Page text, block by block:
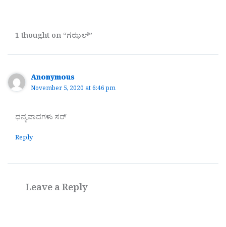
1 thought on “ಗಝಲ್”
Anonymous
November 5, 2020 at 6:46 pm
ಧನ್ಯವಾದಗಳು ಸರ್
Reply
Leave a Reply